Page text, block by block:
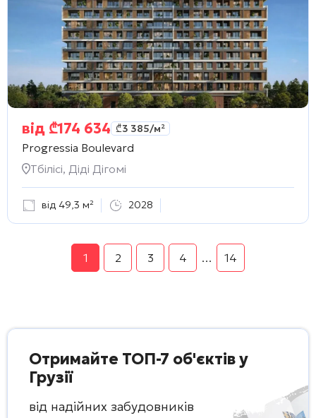
від ₾174 634 ₾3 385/м²
Progressia Boulevard
Тбілісі, Діді Дігомі
від 49,3 м² 2028
1 2 3 4 … 14
Отримайте ТОП-7 об'єктів у
Грузії
від надійних забудовників